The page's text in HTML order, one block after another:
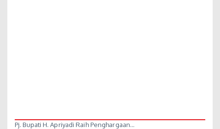
Pj. Bupati H. Apriyadi Raih Penghargaan…